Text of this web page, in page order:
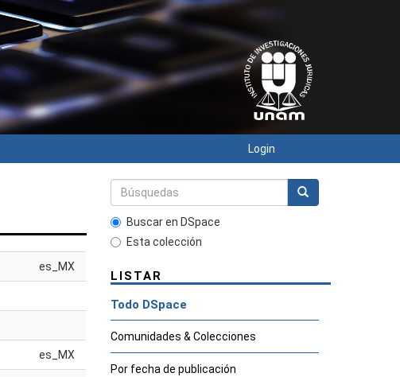
Login
es_MX
es_MX
Buscar en DSpace
Esta colección
LISTAR
Todo DSpace
Comunidades & Colecciones
Por fecha de publicación